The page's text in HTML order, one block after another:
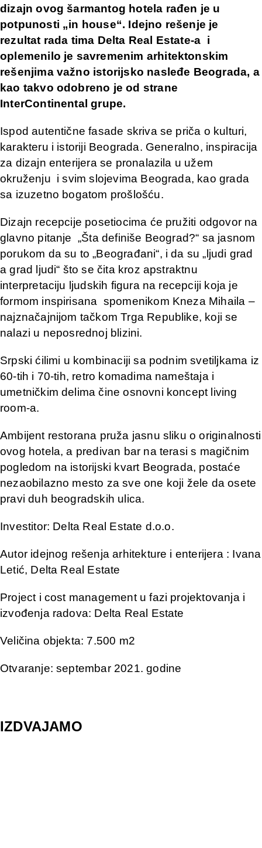
dizajn ovog šarmantog hotela rađen je u
potpunosti „in house“. Idejno rešenje je
rezultat rada tima Delta Real Estate-a i
oplemenilo je savremenim arhitektonskim
rešenjima važno istorijsko nasleđe Beograda, a
kao takvo odobreno je od strane
InterContinental grupe.
Ispod autentične fasade skriva se priča o kulturi,
karakteru i istoriji Beograda. Generalno, inspiracija
za dizajn enterijera se pronalazila u užem
okruženju i svim slojevima Beograda, kao grada
sa izuzetno bogatom prošlošću.
Dizajn recepcije posetiocima će pružiti odgovor na
glavno pitanje „Šta definiše Beograd?“ sa jasnom
porukom da su to „Beograđani“, i da su „ljudi grad
a grad ljudi“ što se čita kroz apstraktnu
interpretaciju ljudskih figura na recepciji koja je
formom inspirisana spomenikom Kneza Mihaila –
najznačajnijom tačkom Trga Republike, koji se
nalazi u neposrednoj blizini.
Srpski ćilimi u kombinaciji sa podnim svetiljkama iz
60-tih i 70-tih, retro komadima nameštaja i
umetničkim delima čine osnovni koncept living
room-a.
Ambijent restorana pruža jasnu sliku o originalnosti
ovog hotela, a predivan bar na terasi s magičnim
pogledom na istorijski kvart Beograda, postaće
nezaobilazno mesto za sve one koji žele da osete
pravi duh beogradskih ulica.
Investitor: Delta Real Estate d.o.o.
Autor idejnog rešenja arhitekture i enterijera : Ivana
Letić, Delta Real Estate
Project i cost management u fazi projektovanja i
izvođenja radova: Delta Real Estate
Veličina objekta: 7.500 m2
Otvaranje: septembar 2021. godine
IZDVAJAMO